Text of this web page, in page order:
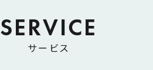
SERVICE
サービス